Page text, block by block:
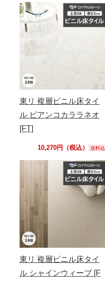
東リ 複層ビニル床タイ
ル ビアンコカララネオ
[FT]
10,270円（税込） 送料込
東リ 複層ビニル床タイ
ル シャインウィーブ [F